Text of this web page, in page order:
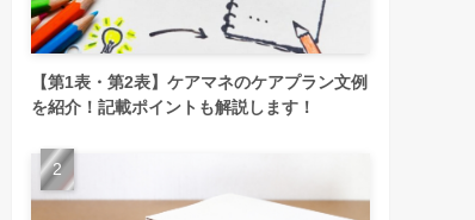
【第1表・第2表】ケアマネのケアプラン文例
を紹介！記載ポイントも解説します！